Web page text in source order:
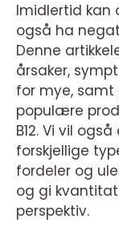
Imidlertid kan
også ha
Denne
årsaker,
for mye, samt
populære
B12. Vi vil
forskjellige
fordeler og
og gi
perspektiv.